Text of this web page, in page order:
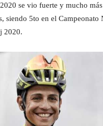
se vio fuerte y mucho
siendo 5to en el Campeonato
2020.